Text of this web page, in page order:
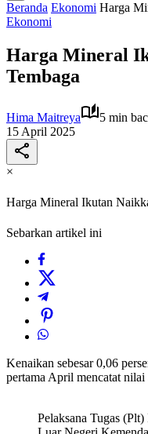
Beranda Ekonomi Harga
Ekonomi
Harga Mineral
Tembaga
Hima Maitreya
5 min
15 April 2025
×
Harga Mineral Ikutan
Sebarkan artikel ini
Kenaikan sebesar 0,06
pertama April mencatat
Pelaksana Tugas